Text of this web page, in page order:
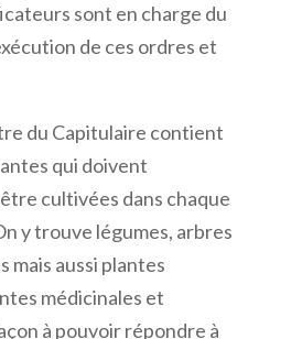
sont en charge du
de ces ordres et
du Capitulaire contient
qui doivent
cultivées dans chaque
y trouve légumes, arbres
mais aussi plantes
médicinales et
à pouvoir répondre à